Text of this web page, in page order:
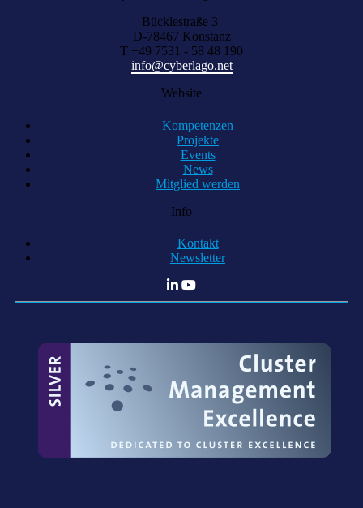
Bücklestraße 3
D-78467 Konstanz
T +49 7531 - 58 48 190
info@cyberlago.net
Website
Kompetenzen
Projekte
Events
News
Mitglied werden
Info
Kontakt
Newsletter